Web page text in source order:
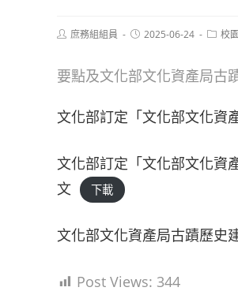
Post庶務組組員
Post2025-06-24
Post校
要點及文化部文化資產局古
文化部訂定「文化部文化資
文化部訂定「文化部文化資
文
下載
文化部文化資產局古蹟歷史
Post Views: 344